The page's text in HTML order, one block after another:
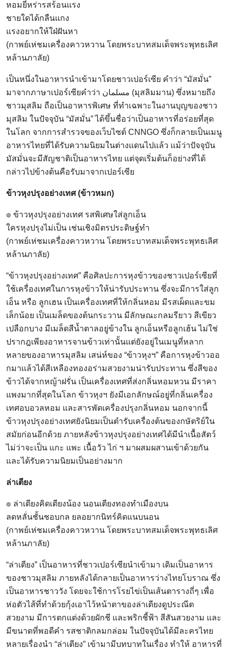
หอมยี่หร่ารสร้อนแรง
ชายใดได้กลืนแกง
แรงอยากให้ใฝ่ฝันหา
(กาพย์เห่ชมเครื่องคาวหวาน โดยพระบาทสมเด็จพระพุทธเลิศ
หล้านภาลัย)
เป็นหนึ่งในอาหารนำเข้ามาโดยชาวเปอร์เซีย คำว่า “มัสมั่น”
มาจากภาษาเปอร์เซียคำว่า مسلمان (มุสลิมมาน) ซึ่งหมายถึง
ชาวมุสลิม ถือเป็นอาหารพิเศษ ที่ทำเฉพาะในงานบุญของชาว
มุสลิม ในปัจจุบัน “มัสมั่น” ได้ขึ้นชื่อว่าเป็นอาหารที่อร่อยที่สุด
ในโลก จากการสำรวจของเว็บไซต์ CNNGO ซึ่งก็กลายเป็นเมนู
อาหารไทยที่ได้รับความนิยมในต่างแดนไปแล้ว แม้ว่าปัจจุบัน
มัสมั่นจะมีสัญชาติเป็นอาหารไทย แต่จุดเริ่มต้นก็อย่างที่ได้
กล่าวไปข้างต้นคือรับมาจากเปอร์เซีย
ข้าวหุงปรุงอย่างเทศ (ข้าวหมก)
๏ ข้าวหุงปรุงอย่างเทศ รสพิเศษใส่ลูกเอ็น
ใครหุงปรุงไม่เป็น เช่นเชิงมิตรประดิษฐ์ทำ
(กาพย์เห่ชมเครื่องคาวหวาน โดยพระบาทสมเด็จพระพุทธเลิศ
หล้านภาลัย)
“ข้าวหุงปรุงอย่างเทศ” คือศิลปะการหุงข้าวของชาวเปอร์เซียที่
ใช้เครื่องเทศในการหุงข้าวให้น่ารับประทาน ซึ่งจะมีการใส่ลูก
เอ็น หรือ ลูกเฮน เป็นเครื่องเทศที่ให้กลิ่นหอม มีรสเผ็ดและขม
เล็กน้อย เป็นเมล็ดของต้นกระวาน มีลักษณะกลมรียาว สีเขียว
เปลือกบาง มีเมล็ดสีน้ำตาลอยู่ข้างใน ลูกเอ็นหรือลูกเฮ้น ไม่ใช่
ปรากฎเพียงอาหารจานข้าวเท่านั้นแต่ยังอยู่ในเมนูที่หลาก
หลายของอาหารมุสลิม เสน่ห์ของ “ข้าวหุงฯ” คือการหุงข้าวออ
กมาเเล้วได้สีเหลืองทองอร่ามสวยงามน่ารับประทาน ซึ่งสีของ
ข้าวได้จากหญ้าฝรั่น เป็นเครื่องเทศที่ส่งกลิ่นหอมหวน มีราคา
แพงมากที่สุดในโลก ข้าวหุงฯ ยังมีเอกลักษณ์อยู่ที่กลิ่นเครื่อง
เทศอบอวลหอม และสารพัดเครื่องปรุงกลิ่นหอม นอกจากนี้
ข้าวหุงปรุงอย่างเทศยังนิยมเป็นตำรับเครื่องต้นของกษัตริย์ใน
สมัยก่อนอีกด้วย ภายหลังข้าวหุงปรุงอย่างเทศได้มีนำเนื้อสัตว์
ไม่ว่าจะเป็น แกะ แพะ เนื้อวัว ไก่ ฯ มาผสมผสานเข้าด้วยกัน
และได้รับความนิยมเป็นอย่างมาก
ล่าเตียง
๏ ล่าเตียงคิดเตียงน้อง นอนเตียงทองทำเมืองบน
ลดหลั่นชั้นชอบกล ยลอยากนิทร์คิดแนบนอน
(กาพย์เห่ชมเครื่องคาวหวาน โดยพระบาทสมเด็จพระพุทธเลิศ
หล้านภาลัย)
“ล่าเตียง” เป็นอาหารที่ชาวเปอร์เซียนำเข้ามา เดิมเป็นอาหาร
ของชาวมุสลิม ภายหลังได้กลายเป็นอาหารว่างไทยโบราณ ซึ่ง
เป็นอาหารชาววัง โดยจะใช้การโรยไข่เป็นเส้นตารางถี่ๆ เพื่อ
ห่อตัวไส้ที่ทำด้วยกุ้งเอาไว้หน้าตาของล่าเตียงดูประณีต
สวยงาม มีการตกแต่งด้วยผักชี และพริกชี้ฟ้า สีสันสวยงาม และ
มีขนาดที่พอดีคำ รสชาติกลมกล่อม ในปัจจุบันได้มีละครไทย
หลายเรื่องนำ “ล่าเตียง” เข้ามามีบทบาทในเรื่อง ทำให้ อาหารที่